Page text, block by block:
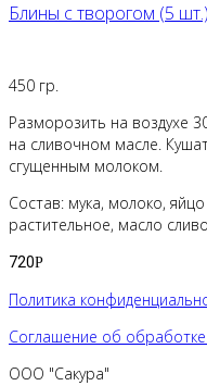
Блины с творогом (5 шт.)
450 гр.
Разморозить на воздухе
на сливочном масле.
сгущенным молоком.
Состав: мука, молоко,
растительное, масло
720Р
Политика
Соглашение об
ООО "Сакура"